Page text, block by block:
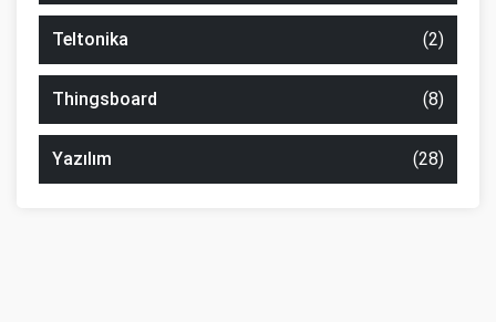
Teltonika (2)
Thingsboard (8)
Yazılım (28)